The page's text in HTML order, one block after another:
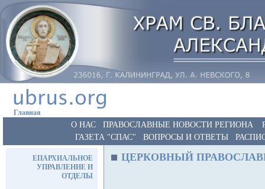
Главная
О НАС ПРАВОСЛАВНЫЕ НОВОСТИ РЕГИОНА
ГАЗЕТА "СПАС"
ВОПРОСЫ И ОТВЕТЫ
ЕПАРХИАЛЬНОЕ
УПРАВЛЕНИЕ И
ОТДЕЛЫ
ЦЕРКОВНЫЙ